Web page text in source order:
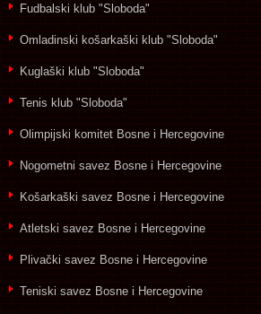
Fudbalski klub "Sloboda"
Omladinski košarkaški klub "Sloboda"
Kuglaški klub "Sloboda"
Tenis klub "Sloboda"
Olimpijski komitet Bosne i Hercegovine
Nogometni savez Bosne i Hercegovine
Košarkaški savez Bosne i Hercegovine
Atletski savez Bosne i Hercegovine
Plivački savez Bosne i Hercegovine
Teniski savez Bosne i Hercegovine